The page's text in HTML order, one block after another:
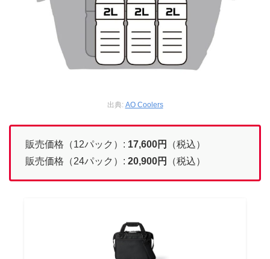
出典: AO Coolers
販売価格（12パック）: 17,600円
（税込）
販売価格（24パック）: 20,900円 （税込）